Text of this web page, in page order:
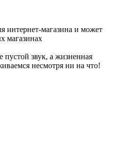
интернет-магазина и может
магазинах
пустой звук, а жизненная
несмотря ни на что!